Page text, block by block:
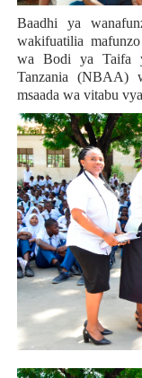
Baadhi ya
wakifuatilia
wa Bodi ya Taifa
Tanzania (NBAA)
msaada wa vitabu